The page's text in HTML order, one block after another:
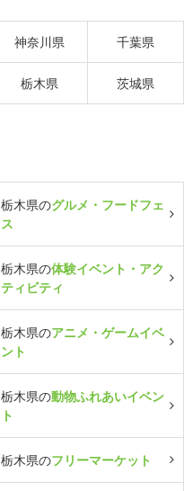
神奈川県 千葉県
栃木県 茨城県
栃木県のグルメ・フードフェ
ス
栃木県の体験イベント・アク
ティビティ
栃木県のアニメ・ゲームイベ
ント
栃木県の動物ふれあいイベン
ト
栃木県のフリーマーケット